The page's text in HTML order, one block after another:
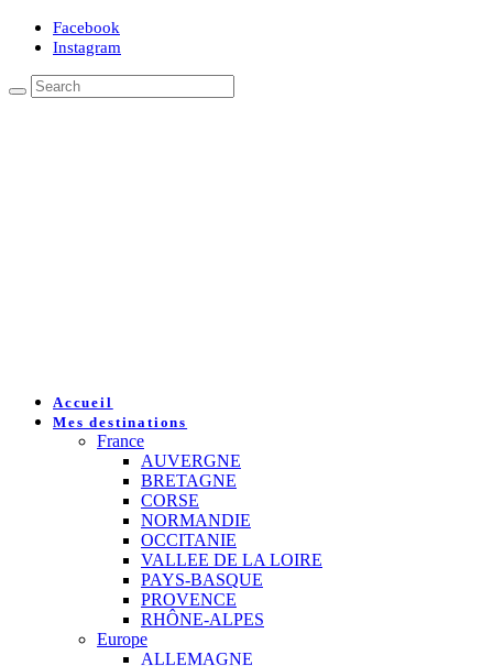
Facebook
Instagram
Accueil
Mes destinations
France
AUVERGNE
BRETAGNE
CORSE
NORMANDIE
OCCITANIE
VALLEE DE LA LOIRE
PAYS-BASQUE
PROVENCE
RHÔNE-ALPES
Europe
ALLEMAGNE